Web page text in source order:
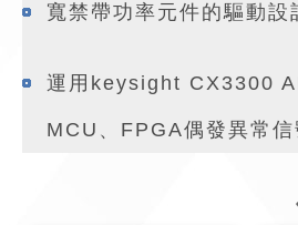
寬禁帶功率元件的驅動設
運用keysight CX3300
MCU、FPGA偶發異常